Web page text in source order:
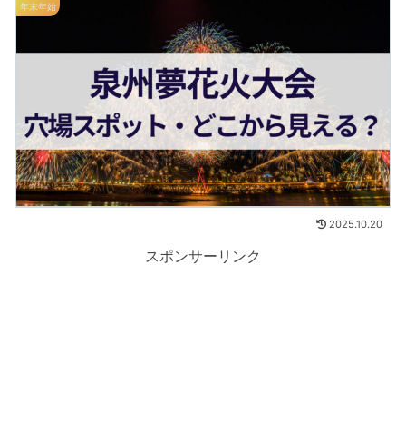
年末年始
2025.10.20
スポンサーリンク